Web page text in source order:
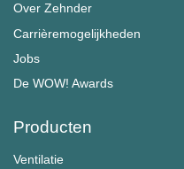
Over Zehnder
Carrièremogelijkheden
Jobs
De WOW! Awards
Producten
Ventilatie